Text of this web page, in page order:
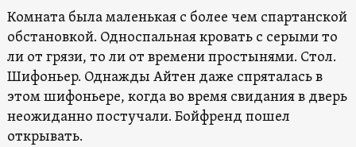
Комната была маленькая с более чем спартанской
обстановкой. Односпальная кровать с серыми то
ли от грязи, то ли от времени простынями. Стол.
Шифоньер. Однажды Айтен даже спряталась в
этом шифоньере, когда во время свидания в дверь
неожиданно постучали. Бойфренд пошел
открывать.